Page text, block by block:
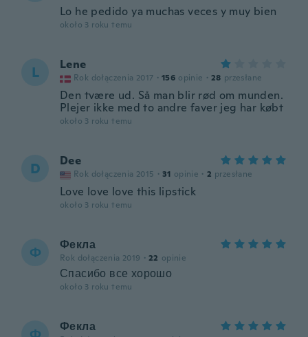
Lo he pedido ya muchas veces y muy bien
około 3 roku temu
L Lene
Rok dołączenia 2017 · 156 opinie · 28 przesłane
Den tvære ud. Så man blir rød om munden.
Plejer ikke med to andre faver jeg har købt
około 3 roku temu
D Dee
Rok dołączenia 2015 · 31 opinie · 2 przesłane
Love love love this lipstick
około 3 roku temu
Ф Фекла
Rok dołączenia 2019 · 22 opinie
Спасибо все хорошо
około 3 roku temu
Фекла